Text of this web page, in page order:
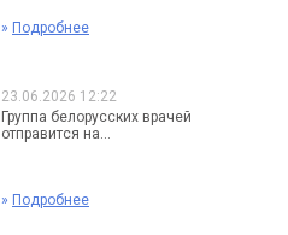
» Подробнее
23.06.2026 12:22
Группа белорусских врачей
отправится на...
» Подробнее